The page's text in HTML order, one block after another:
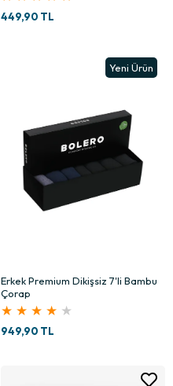
449,90 TL
Erkek Premium Dikişsiz 7'li Bambu
Çorap
★ ★ ★ ★ ★
949,90 TL
Yeni Ürün